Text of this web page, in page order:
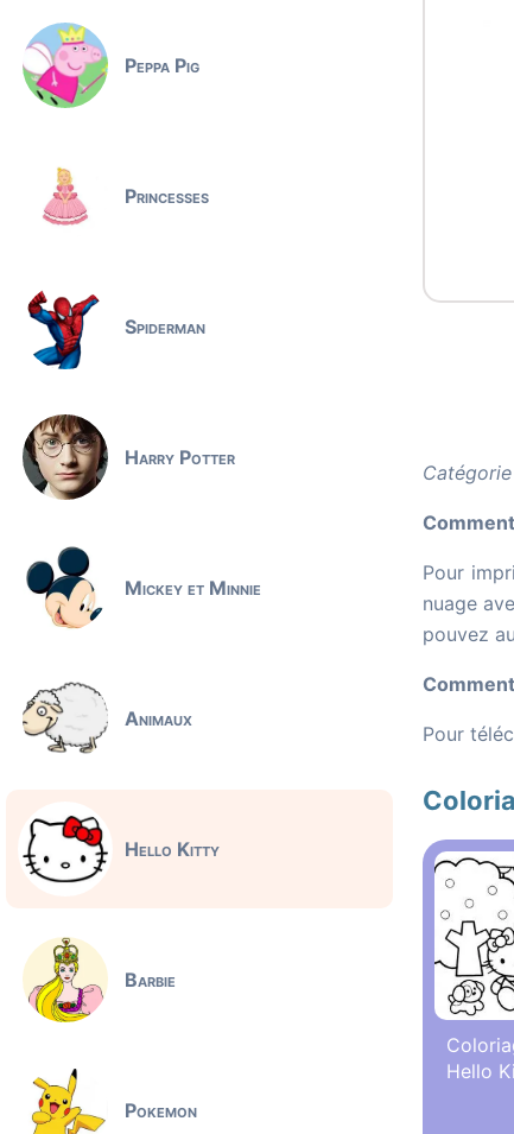
Peppa Pig
Princesses
Spiderman
Harry Potter
Mickey et Minnie
Animaux
Hello Kitty
Barbie
Pokemon
Pour
nuage
pouvez
Pour
Hello